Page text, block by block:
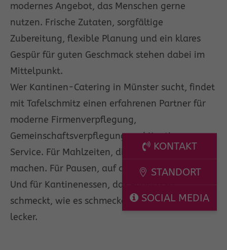
KONTAKT
STANDORT
SOCIAL MEDIA
modernes Angebot, das Menschen gerne
nutzen. Frische Zutaten, sorgfältige
Zubereitung, flexible Planung und ein klares
Gespür für guten Geschmack stehen dabei im
Mittelpunkt.
Wer Kantinen-Catering in Münster sucht, findet
mit Tafelschmitz einen erfahrenen Partner für
moderne Firmenverpflegung,
Gemeinschaftsverpflegung und Kantinen-
Service. Für Mahlzeiten, die den Alltag besser
machen. Für Pausen, auf die man sich freut.
Und für Kantinenessen, das endlich so
schmeckt, wie es schmecken sollte: richtig
lecker.